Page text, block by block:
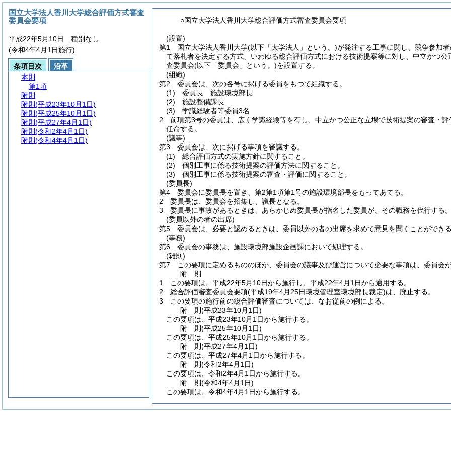
○国立大学法人香川大学総合評価方式審査委員会要項
(設置)
第1 国立大学法人香川大学(以下「大学法人」という。)が発注する工事に関し、競争参加
て落札者を決定する方式、いわゆる総合評価方式における技術提案等に対し、中立かつ
査委員会(以下「委員会」という。)を設置する。
(組織)
第2 委員会は、次の各号に掲げる委員をもつて組織する。
(1) 委員長 施設環境部長
(2) 施設整備課長
(3) 学識経験者等委員3名
2 前項第3号の委員は、広く学識経験等を有し、中立かつ公正な立場で技術提案の審査・
任命する。
(議事)
第3 委員会は、次に掲げる事項を審議する。
(1) 総合評価方式の実施方針に関すること。
(2) 個別工事に係る技術提案の評価方法に関すること。
(3) 個別工事に係る技術提案の審査・評価に関すること。
(委員長)
第4 委員会に委員長を置き、第2第1項第1号の施設環境部長をもってあてる。
2 委員長は、委員会を招集し、議長となる。
3 委員長に事故があるときは、あらかじめ委員長が指名した委員が、その職務を代行する。
(委員以外の者の出席)
第5 委員会は、必要と認めるときは、委員以外の者の出席を求めて意見を聞くことができる
(事務)
第6 委員会の事務は、施設環境部施設企画課において処理する。
(雑則)
第7 この要項に定めるもののほか、委員会の議事及び運営について必要な事項は、委員会が
附 則
1
この要項は、平成22年5月10日から施行し、平成22年4月1日から適用する。
2
総合評価審査委員会要項(平成19年4月25日環境管理室環境部長裁定)は、廃止する。
3
この要項の施行前の総合評価審査については、なお従前の例による。
附 則(平成23年10月1日)
この要項は、平成23年10月1日から施行する。
附 則(平成25年10月1日)
この要項は、平成25年10月1日から施行する。
附 則(平成27年4月1日)
この要項は、平成27年4月1日から施行する。
附 則(令和2年4月1日)
この要項は、令和2年4月1日から施行する。
附 則(令和4年4月1日)
この要項は、令和4年4月1日から施行する。
国立大学法人香川大学総合評価方式審査
委員会要項
平成22年5月10日 種別なし
(令和4年4月1日施行)
条項目次
沿革
本則
第1項
附則
附則 (平成23年10月1日)
附則 (平成25年10月1日)
附則 (平成27年4月1日)
附則 (令和2年4月1日)
附則 (令和4年4月1日)